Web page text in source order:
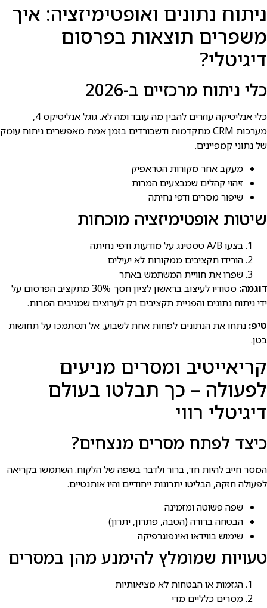
ניתוח נתונים ואופטימיזציה: איך
משפרים תוצאות בפרסום
דיגיטלי?
כלי ניתוח מרכזיים ב-2026
כלי אנליטיקה עוזרים להבין מה עובד ומה לא. גוגל אנליטיקס 4,
מערכות CRM מתקדמות ודשבורדים בזמן אמת מאפשרים ניתוח עומק
של נתוני קמפיינים.
מעקב אחר מקורות הטראפיק
זיהוי קהלים שמבצעים המרות
שיפור מסרים ודפי נחיתה
שיטות אופטימיזציה מוכחות
בצעו A/B טסטינג על מודעות ודפי נחיתה
הורידו תקציבים ממקורות לא יעילים
שפרו את חוויית המשתמש באתר
דוגמה:
סטודיו לעיצוב בראשון לציון חסך 30% מתקציב הפרסום על
ידי ניתוח נתונים והפניית תקציבים רק לערוצים שמניבים המרות.
טיפ: נתחו את הנתונים לפחות אחת לשבוע, אל תסתמכו על תחושות
בטן.
קריאייטיב ומסרים מניעים
לפעולה – כך תבלטו בעולם
דיגיטלי רווי
כיצד לפתח מסרים מנצחים?
המסר חייב להיות חד, ברור ולדבר בשפה של הלקוח. השתמשו בקריאה
לפעולה חזקה, הבליטו יתרונות ייחודיים והיו אותנטיים.
שפה פשוטה ומזמינה
הבטחה ברורה (הטבה, פתרון, יתרון)
שימוש בווידאו ואינפוגרפיקה
טעויות שמומלץ להימנע מהן במסרים
הגזמות או הבטחות לא מציאותיות
מסרים כלליים מדי